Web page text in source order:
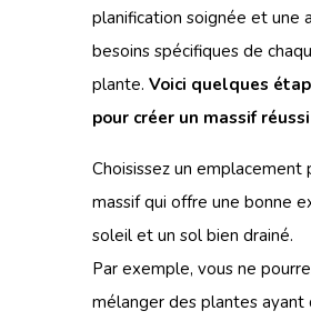
planification soignée et une
besoins spécifiques de
plante. Voici quelques
pour créer un massif
Choisissez un emplacement
massif qui offre une bonne
soleil et un sol bien drainé.
Par exemple, vous ne
mélanger des plantes ayant